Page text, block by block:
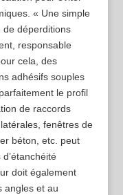
« Une simple
de déperditions
responsable
cela, des
adhésifs souples
le profil
de raccords
fenêtres de
béton, etc. peut
doit également
angles et au